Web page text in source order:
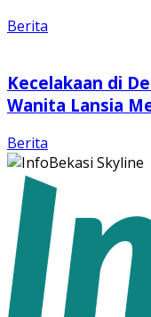
Berita
Kecelakaan di
Wanita Lansia
Berita